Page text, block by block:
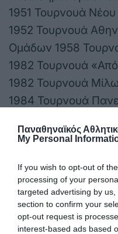
Παναθηναϊκός
My Personal
If you wish to opt-out of
processing of your
targeted advertising by
section to confirm your
opt-out request is
interest-based ads based
1951 Τουρνουά
1952 Τουρνουά
Ομάδων 1958
1982 Τουρνουά
1982 Τουρνουά
1984 Τουρνουά
Τουρνουά
Τουρνουά
Τουρνουά
Τουρνουά
Τουρνουά Νάουσας